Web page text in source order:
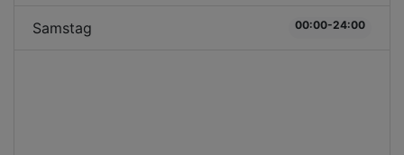
Samstag 00:00-24:00